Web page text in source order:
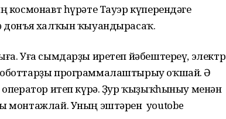
космонавт һүрәте Тауэр күперендәге
донъя халҡын ҡыуандырасаҡ.
Уға сымдарҙы иретеп йәбештереү, электр
программалаштырыу оҡшай. Ә
оператор итеп күрә. Ҙур ҡыҙыҡһыныу менән
монтажлай. Уның эштәрен youtobe